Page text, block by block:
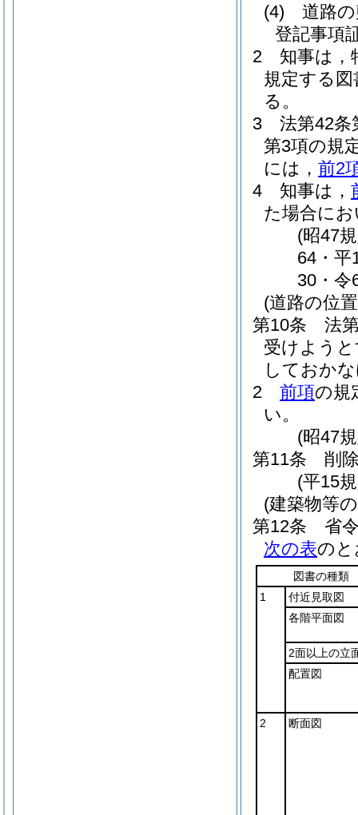
(4)
道路
登記事項
2
知事は，
規定する
る。
3
法第42条
第3項の規
には， 前2
4
知事は，
た場合に
(昭47
64・平
30・令
(道路の位
第10条
法
受けよう
しておか
2
前項の規
い。
(昭47
第11条
削
(平15
(建築物等
第12条
省
次の表のと
図書の種類
1
付近見取図
各階平面図
2面以上の立
配置図
2 断面図